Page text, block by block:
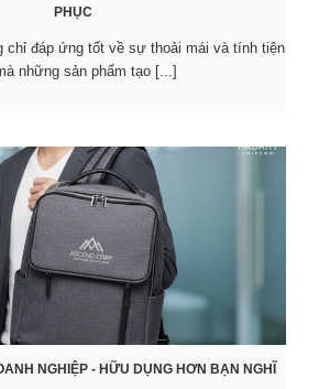
PHỤC
chỉ đáp ứng tốt về sự thoải mái và tính tiện
những sản phẩm tạo [...]
NGHIỆP - HỮU DỤNG HƠN BẠN NGHĨ